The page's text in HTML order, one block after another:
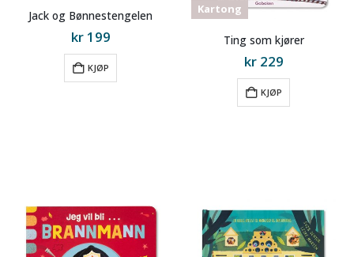
Jack og Bønnestengelen
kr199
KJØP
Kartong
Ting som kjører
kr229
KJØP